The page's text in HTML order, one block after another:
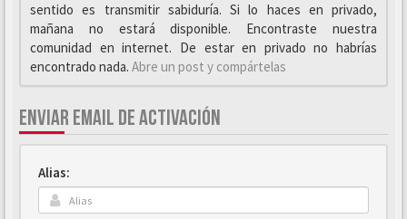
sentido es transmitir sabiduría. Si lo haces en privado,
mañana no estará disponible. Encontraste nuestra
comunidad en internet. De estar en privado no habrías
encontrado nada. Abre un post y compártelas
ENVIAR EMAIL DE ACTIVACIÓN
Alias: